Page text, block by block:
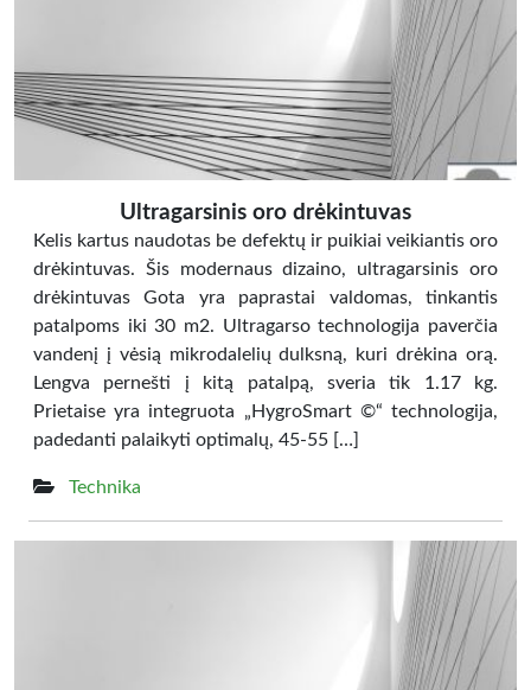
Ultragarsinis oro drėkintuvas
Kelis kartus naudotas be defektų ir puikiai veikiantis oro
drėkintuvas. Šis modernaus dizaino, ultragarsinis oro
drėkintuvas Gota yra paprastai valdomas, tinkantis
patalpoms iki 30 m2. Ultragarso technologija paverčia
vandenį į vėsią mikrodalelių dulksną, kuri drėkina orą.
Lengva pernešti į kitą patalpą, sveria tik 1.17 kg.
Prietaise yra integruota „HygroSmart ©“ technologija,
padedanti palaikyti optimalų, 45-55 […]
Technika